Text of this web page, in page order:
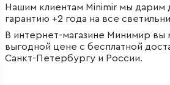
Нашим клиентам Minimir мы дарим
гарантию +2 года на все
В интернет-магазине Минимир вы
выгодной цене с бесплатной
Санкт-Петербургу и России.